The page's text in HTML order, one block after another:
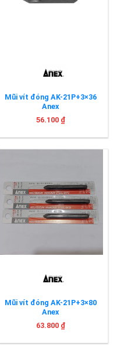
Mũi vít đóng AK-21P+3×36
Anex
56.100 ₫
Mũi vít đóng AK-21P+3×80
Anex
63.800 ₫